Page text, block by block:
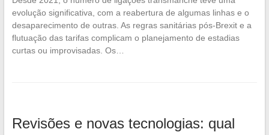
evolução significativa, com a reabertura de algumas linhas e o
desaparecimento de outras. As regras sanitárias pós-Brexit e a
flutuação das tarifas complicam o planejamento de estadias
curtas ou improvisadas. Os…
Revisões e novas tecnologias: qual